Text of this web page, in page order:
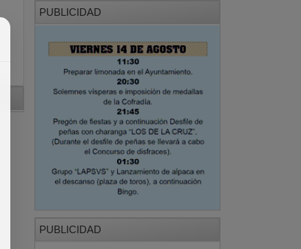
PUBLICIDAD
PUBLICIDAD